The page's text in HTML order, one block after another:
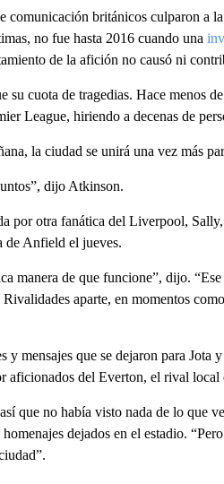
comunicación británicos culparon a
no fue hasta 2016 cuando una
de la afición no causó ni
cuota de tragedias. Hace menos
League, hiriendo a decenas de
la ciudad se unirá una vez más
dijo Atkinson.
por otra fanática del Liverpool,
de Anfield el jueves.
manera de que funcione”, dijo.
aparte, en momentos
mensajes que se dejaron para Jota
aficionados del Everton, el rival
que no había visto nada de lo que
dejados en el estadio.